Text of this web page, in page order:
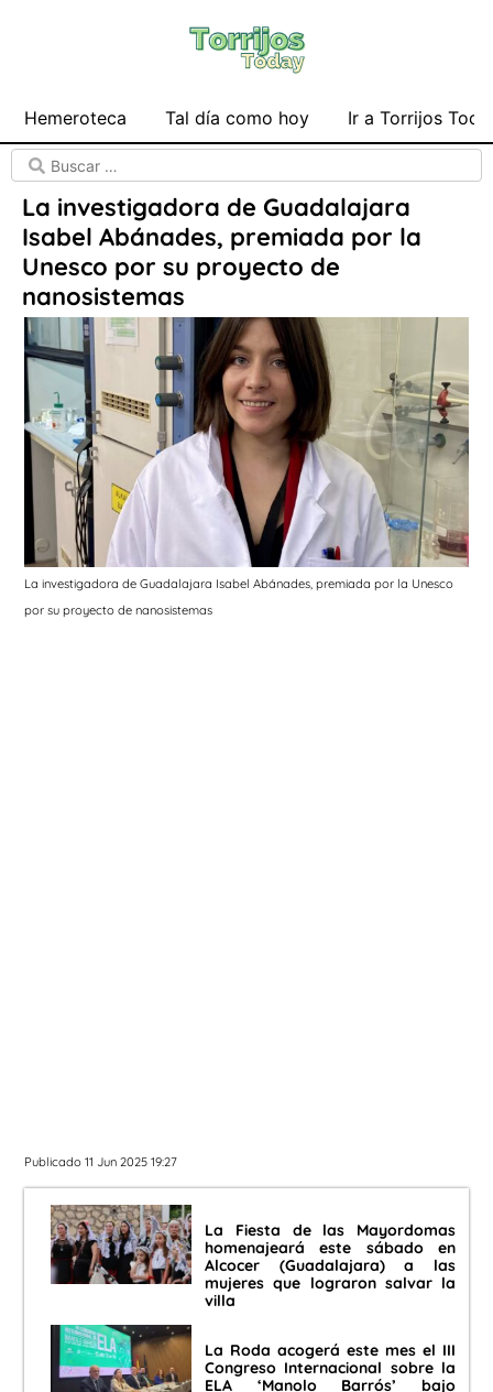
Hemeroteca Tal día como hoy Ir a Torrijos
La investigadora de Guadalajara
Isabel Abánades, premiada por la
Unesco por su proyecto de
nanosistemas
La investigadora de Guadalajara Isabel Abánades, premiada por la Unesco
por su proyecto de nanosistemas
Publicado 11 Jun 2025 19:27
La Fiesta de las Mayordomas
homenajeará este sábado en
Alcocer (Guadalajara) a las
mujeres que lograron salvar la
villa
La Roda acogerá este mes el III
Congreso Internacional sobre la
ELA ‘Manolo Barrós’ bajo